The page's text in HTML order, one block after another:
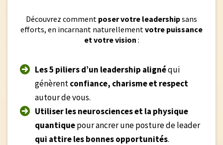
Découvrez comment poser votre leadershipsans
efforts, en incarnant naturellement votre puissance
et votre vision :
Les 5 piliers d’un leadership alignéqui
génèrentconfiance, charisme et respect
autour de vous.
Utiliser les neurosciences et la physique
quantiquepour ancrer une posture de leader
qui attire les bonnes opportunités.